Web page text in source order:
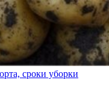
сроки уборки